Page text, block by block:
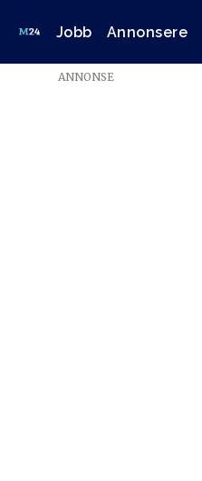
Jobb Annonsere
ANNONSE